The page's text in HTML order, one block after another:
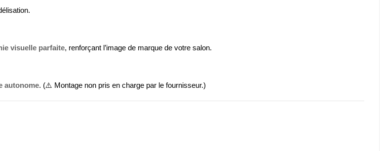
visuelle parfaite, renforçant l’image de marque de votre salon.
autonome. (⚠️ Montage non pris en charge par le fournisseur.)